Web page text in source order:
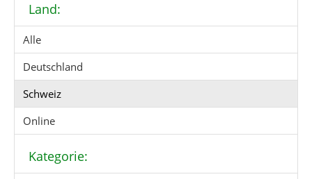
Land:
Alle
Deutschland
Schweiz
Online
Kategorie: